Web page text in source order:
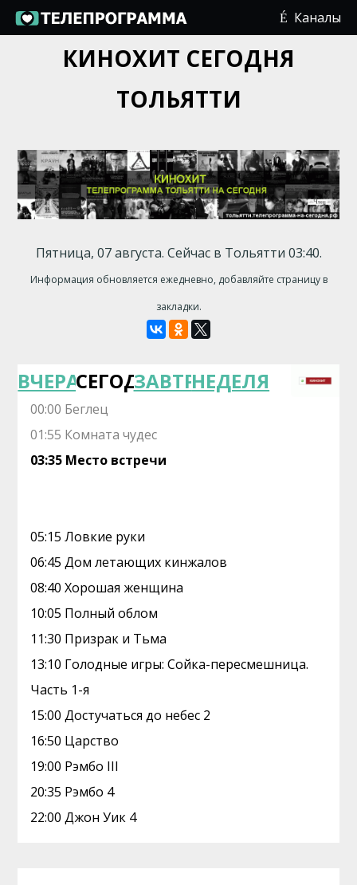
Каналы
КИНОХИТ СЕГОДНЯ
ТОЛЬЯТТИ
Пятница, 07 августа. Сейчас в Тольятти 03:40.
Информация обновляется ежедневно, добавляйте страницу в
закладки.
ВЧЕРАСЕГОДНЯЗАВТРАНЕДЕЛЯ
00:00 Беглец
01:55 Комната чудес
03:35 Место встречи
05:15 Ловкие руки
06:45 Дом летающих кинжалов
08:40 Хорошая женщина
10:05 Полный облом
11:30 Призрак и Тьма
13:10 Голодные игры: Сойка-пересмешница.
Часть 1-я
15:00 Достучаться до небес 2
16:50 Царство
19:00 Рэмбо III
20:35 Рэмбо 4
22:00 Джон Уик 4